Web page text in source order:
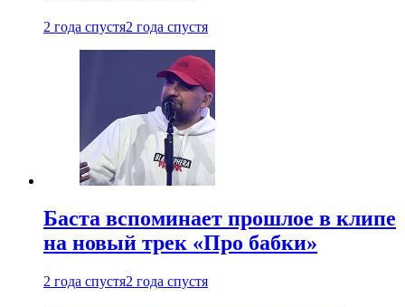
2 года спустя2 года спустя
Баста вспоминает прошлое в клипе
на новый трек «Про бабки»
2 года спустя2 года спустя